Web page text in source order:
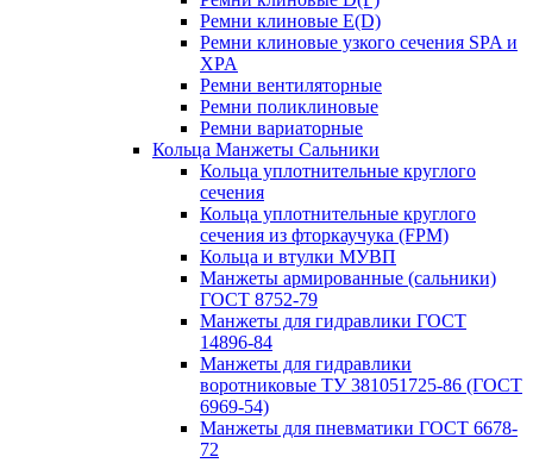
Ремни клиновые Е(D)
Ремни клиновые узкого сечения SPA и
XPA
Ремни вентиляторные
Ремни поликлиновые
Ремни вариаторные
Кольца Манжеты Сальники
Кольца уплотнительные круглого
сечения
Кольца уплотнительные круглого
сечения из фторкаучука (FPM)
Кольца и втулки МУВП
Манжеты армированные (сальники)
ГОСТ 8752-79
Манжеты для гидравлики ГОСТ
14896-84
Манжеты для гидравлики
воротниковые ТУ 381051725-86 (ГОСТ
6969-54)
Манжеты для пневматики ГОСТ 6678-
72